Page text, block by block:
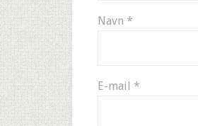
Navn *
E-mail *